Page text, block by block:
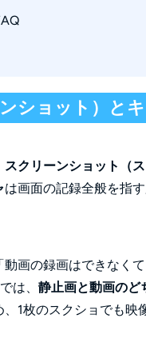
ト
するやり方は？
をスクショできますか
iPhoneだけです��？
ショット）と
スクリーンショット（ス
は画面の記録全般を指
画の録画はできなく
は、 静止画と動画のど
1枚のスクショでも映